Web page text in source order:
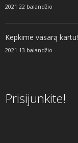
2021 22 balandžio
Kepkime vasarą kartu!
2021 13 balandžio
Prisijunkite!